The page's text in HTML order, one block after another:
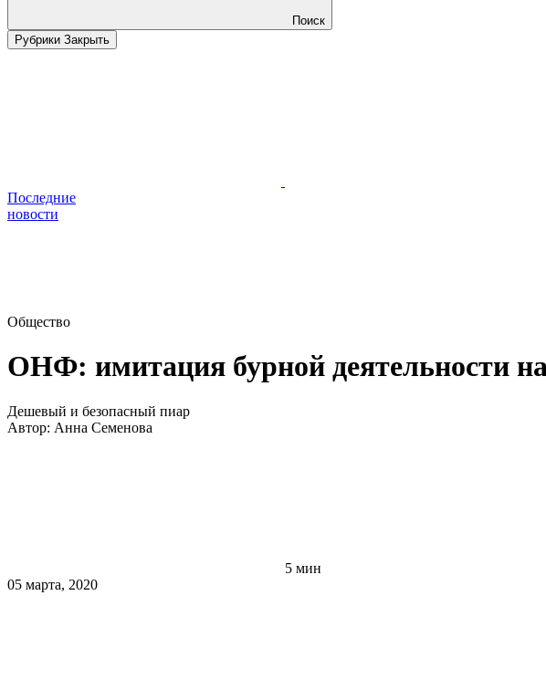
Поиск
Рубрики Закрыть
Последние
новости
Общество
ОНФ: имитация бурной деятельности
Дешевый и безопасный пиар
Автор: Анна Семенова
5 мин
05 марта, 2020